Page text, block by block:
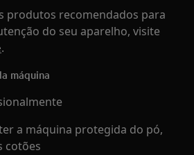
produtos recomendados para
do seu aparelho, visite
.
máquina
a máquina protegida do pó,
cotões